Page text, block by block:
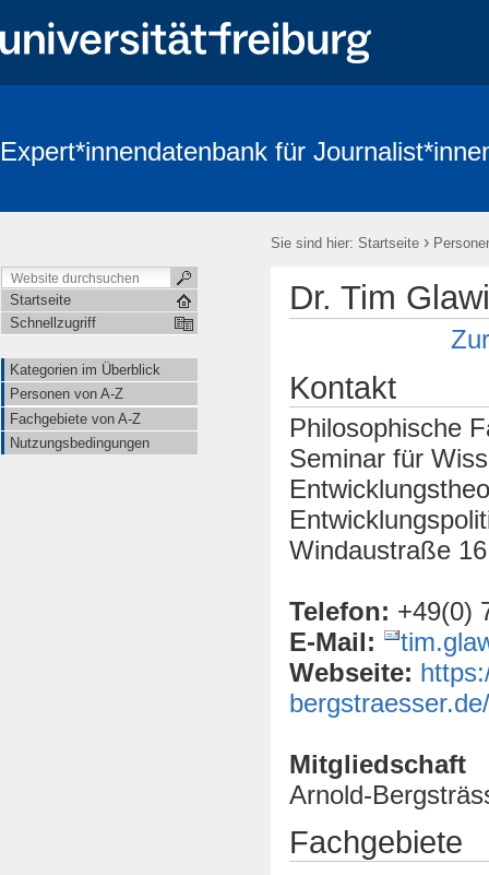
Expert*innendatenbank für
Sie sind hier: Startseite ›
Startseite
Schnellzugriff
Kategorien im Überblick
Personen von A-Z
Fachgebiete von A-Z
Nutzungsbedingungen
Dr. Tim
Kontakt
Philosophische
Seminar für
Windaustraße
Telefon: +49(0)
E-Mail:
Webseite:
Mitgliedschaft
Arnold-
Fachgebiete